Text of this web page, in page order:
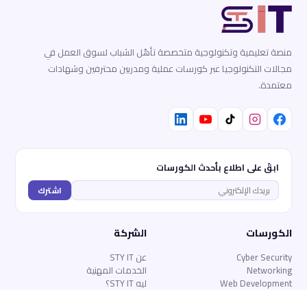
منصة تعليمية وتكنولوجية متخصصة تأهّل الشباب لسوق العمل في
مجالات التكنولوجيا عبر كورسات عملية ومدربين محترفين وشهادات
معتمدة.
ابقَ على اطلاع بأحدث الكورسات
اشترك
الكورسات
Cyber Security
Networking
Web Development
الشركة
عن STY IT
الخدمات المهنية
ليه STY IT؟